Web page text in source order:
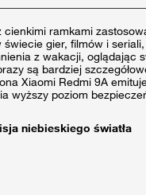
cienkimi ramkami
świecie gier, filmów i
z wakacji, oglądając
są bardziej
Xiaomi Redmi 9A
wyższy poziom
niebieskiego światła